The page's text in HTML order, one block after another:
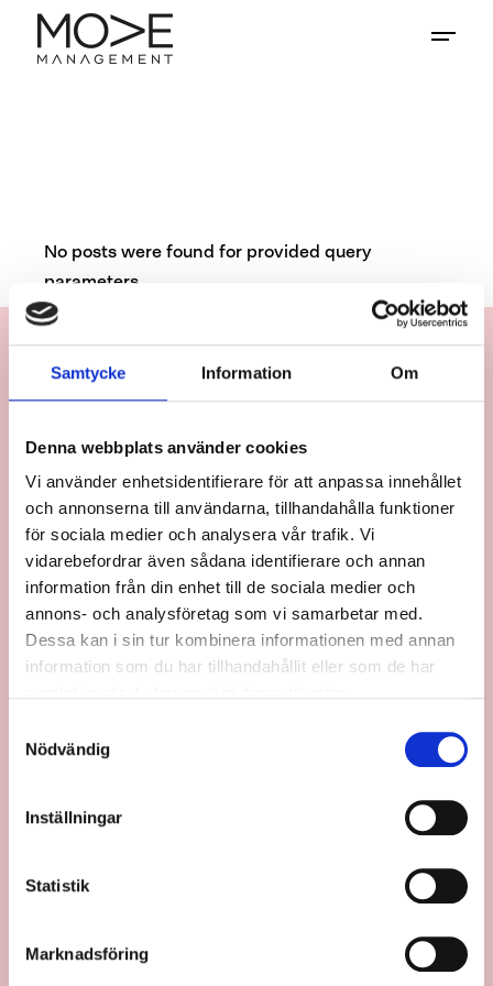
Samtycke Information Om
Denna webbplats använder cookies
Vi använder enhetsidentifierare för att anpassa innehållet
och annonserna till användarna, tillhandahålla funktioner
för sociala medier och analysera vår trafik. Vi
vidarebefordrar även sådana identifierare och annan
information från din enhet till de sociala medier och
annons- och analysföretag som vi samarbetar med.
Dessa kan i sin tur kombinera informationen med annan
information som du har tillhandahållit eller som de har
Nödvändig
Inställningar
Statistik
Marknadsföring
No posts were found for provided query
parameters.
Vill du säga hej?
HÖR AV DIG HÄR
info@move.se
+46 735 21 65 11
Vårt kontor i Stockholm
Sveavägen 34
Vill du jobba med oss?